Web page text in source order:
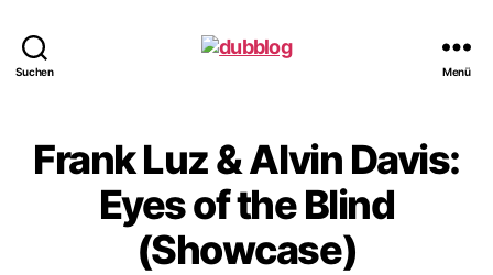
Suchen Menü
Frank Luz & Alvin Davis:
Eyes of the Blind
(Showcase)